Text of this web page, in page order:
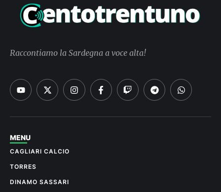
Raccontiamo la Sardegna a voce alta!
MENU
CAGLIARI CALCIO
TORRES
DINAMO SASSARI